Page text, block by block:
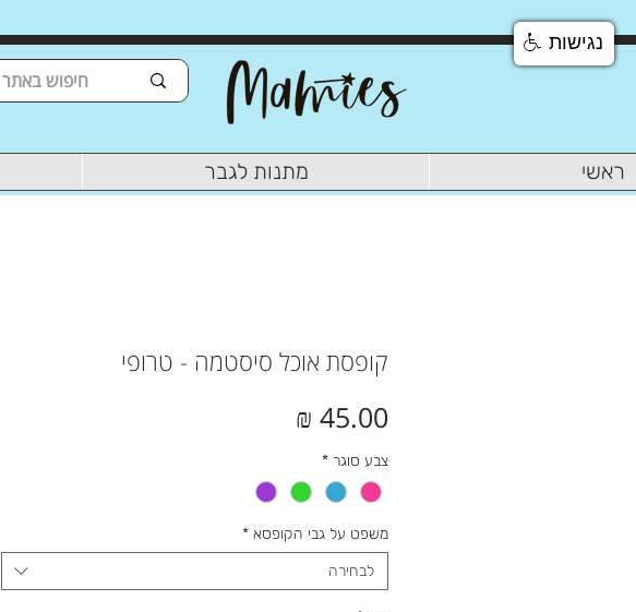
ראשי מתנות לגבר
קופסת אוכל סיסטמה - טרופי
צבע סוגר *
משפט על גבי הקופסא *
לבחירה
נגישות